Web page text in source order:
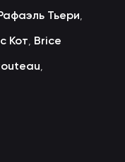
Тьери
Кот Brice